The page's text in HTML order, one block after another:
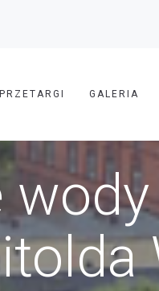
PRZETARGI GALERIA